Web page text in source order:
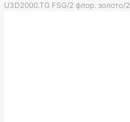
U3D2000.TG FSG/2 флор. золото/2